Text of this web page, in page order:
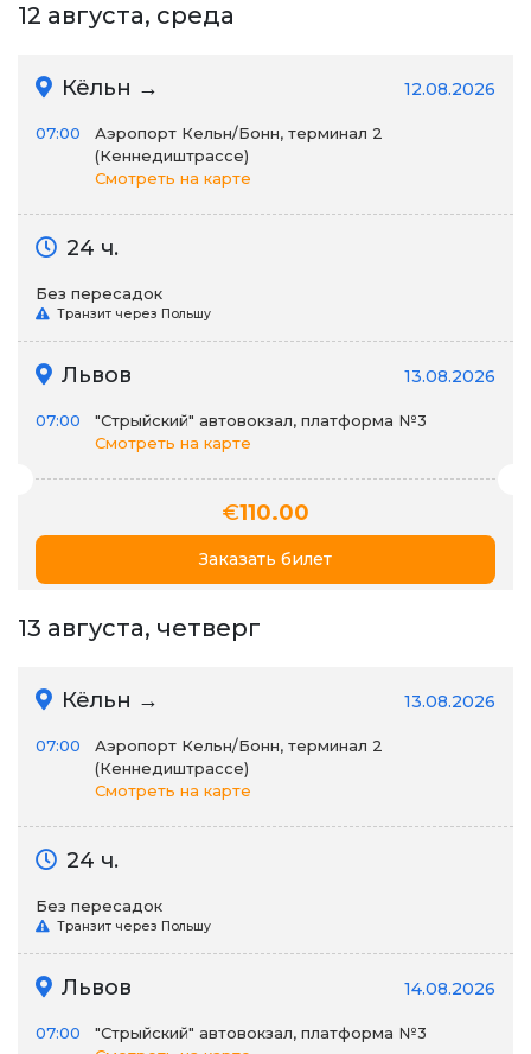
12 августа, среда
Кёльн → 12.08.2026
07:00
Аэропорт Кельн/Бонн, терминал 2
(Кеннедиштрассе)
Смотреть на карте
24 ч.
Без пересадок
Транзит через Польшу
Львов 13.08.2026
07:00
"Стрыйский" автовокзал, платформа №3
Смотреть на карте
€110.00
Заказать билет
13 августа, четверг
Кёльн → 13.08.2026
07:00
Аэропорт Кельн/Бонн, терминал 2
(Кеннедиштрассе)
Смотреть на карте
24 ч.
Без пересадок
Транзит через Польшу
Львов 14.08.2026
07:00
"Стрыйский" автовокзал, платформа №3